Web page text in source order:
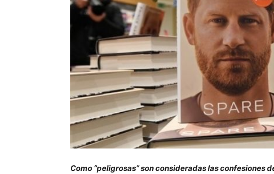
Como “peligrosas” son consideradas las confesiones